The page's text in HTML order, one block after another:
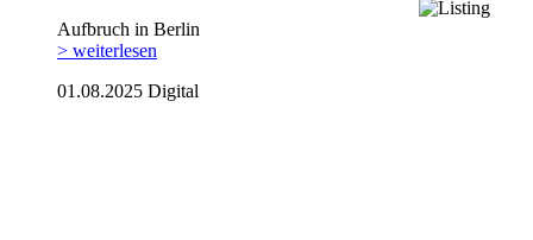
Aufbruch in Berlin
> weiterlesen
01.08.2025 Digital